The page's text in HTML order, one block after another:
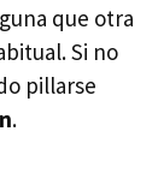
que otra
Si no
pillarse
.